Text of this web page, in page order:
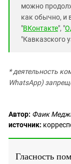
можно
как обычно, и
"ВКонтакте", "
"Кавказского
* деятельность
WhatsApp)
Автор: Фаик
источник:
Гласность